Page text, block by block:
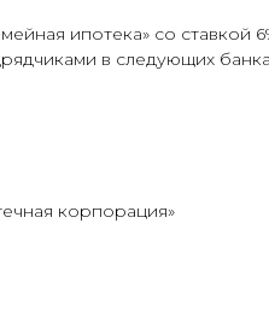
ипотека» со ставкой
в следующих
корпорация»